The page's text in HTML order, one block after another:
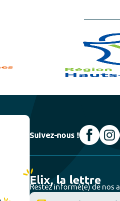
Suivez-nous !
Elix, la lettre
Restez informé(e) de nos